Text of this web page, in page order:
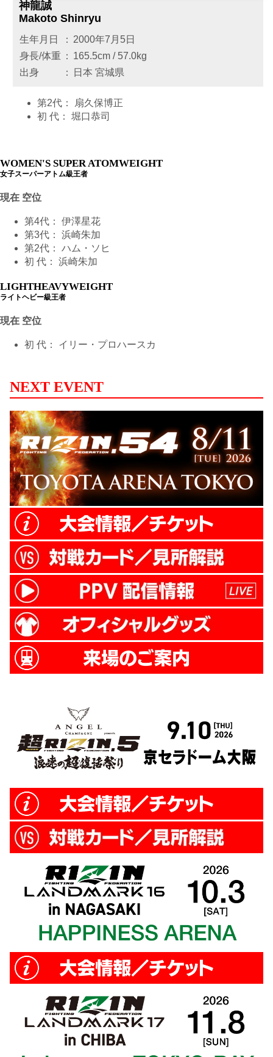
神龍誠
Makoto Shinryu
生年月日 ： 2000年7月5日
身長/体重 ： 165.5cm / 57.0kg
出身
： 日本 宮城県
第2代：
扇久保博正
初 代：堀口恭司
WOMEN'S SUPER ATOMWEIGHT
女子スーパーアトム級王者
現在 空位
第4代：
伊澤星花
第3代：
浜崎朱加
第2代：
ハム・ソヒ
初 代：
浜崎朱加
LIGHTHEAVYWEIGHT
ライトヘビー級王者
現在 空位
初 代： イリー・プロハースカ
NEXT EVENT